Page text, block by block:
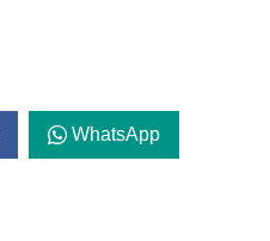
WhatsApp